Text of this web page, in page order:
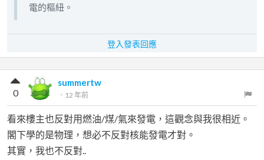
電的樞紐。
登入發表回應
summertw
． 12 年前
0
看來樓主也反對用燃油/煤/氣來發電，這觀念與我很相近。
閣下學的是物理，想必不反對核能發電才對。
其實，我也不反對..